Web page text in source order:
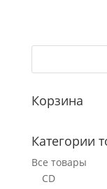
Корзина
Категории
Все товары
CD